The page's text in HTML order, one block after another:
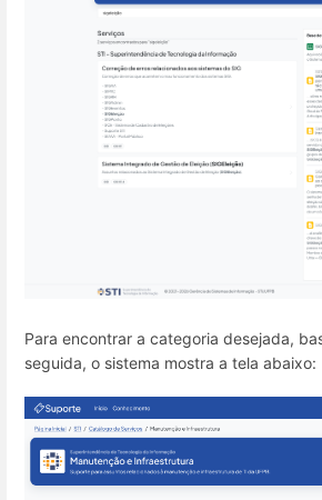
Para encontrar a categoria desejada,
seguida, o sistema mostra a tela abaixo: